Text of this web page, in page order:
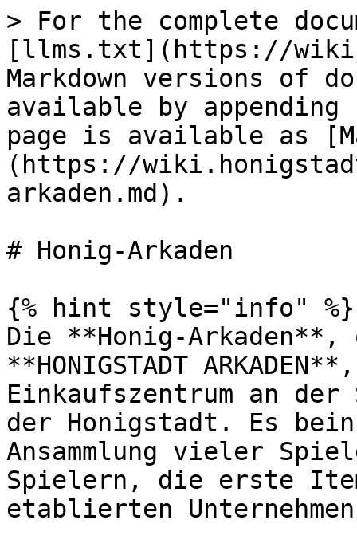
> For the complete
[llms.txt](https://
Markdown versions of
available by
page is available as
(https://
arkaden.md).
# Honig-Arkaden
{% hint style="info" %}
Die **Honig-
**HONIGSTADT
Einkaufszentrum an der
der Honigstadt. Es
Ansammlung vieler
Spielern, die erste
etablierten